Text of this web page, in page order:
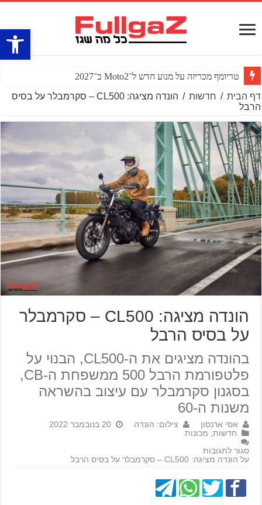
פתח
טריומף מכריזה על מנוע חדש ל־Moto2 ב־2027
דף הבית / חדשות /
הונדה מציגה: CL500 – סקרמבלר על בסיס
הרבל
הונדה מציגה: CL500 – סקרמבלר
על בסיס הרבל
בהונדה מציגים את ה-CL500, הבנוי על
פלטפורמת הרבל 500 ממשפחת ה-CB,
בסגנון סקרמבלר עם עיצוב בהשראה
משנות ה-60
אסי ארנסון צילום: הונדה
20 בנובמבר 2022
חדשות מכונות
סגור לתגובות
על הונדה מציגה: CL500 – סקרמבלר על בסיס הרבל